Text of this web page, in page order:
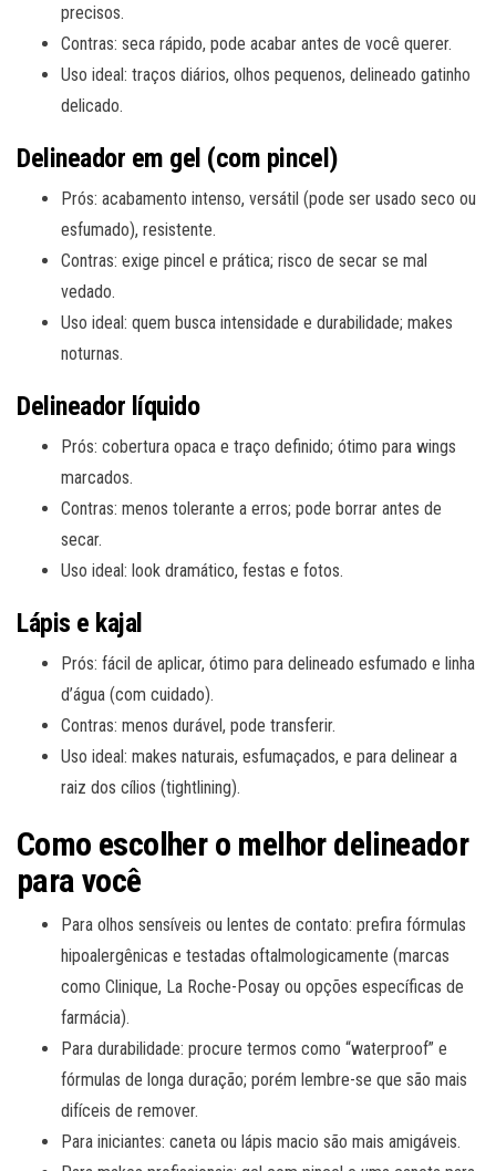
precisos.
Contras: seca rápido, pode acabar antes de você querer.
Uso ideal: traços diários, olhos pequenos, delineado gatinho
delicado.
Delineador em gel (com pincel)
Prós: acabamento intenso, versátil (pode ser usado seco ou
esfumado), resistente.
Contras: exige pincel e prática; risco de secar se mal
vedado.
Uso ideal: quem busca intensidade e durabilidade; makes
noturnas.
Delineador líquido
Prós: cobertura opaca e traço definido; ótimo para wings
marcados.
Contras: menos tolerante a erros; pode borrar antes de
secar.
Uso ideal: look dramático, festas e fotos.
Lápis e kajal
Prós: fácil de aplicar, ótimo para delineado esfumado e linha
d’água (com cuidado).
Contras: menos durável, pode transferir.
Uso ideal: makes naturais, esfumaçados, e para delinear a
raiz dos cílios (tightlining).
Como escolher o melhor delineador
para você
Para olhos sensíveis ou lentes de contato: prefira fórmulas
hipoalergênicas e testadas oftalmologicamente (marcas
como Clinique, La Roche-Posay ou opções específicas de
farmácia).
Para durabilidade: procure termos como “waterproof” e
fórmulas de longa duração; porém lembre-se que são mais
difíceis de remover.
Para iniciantes: caneta ou lápis macio são mais amigáveis.